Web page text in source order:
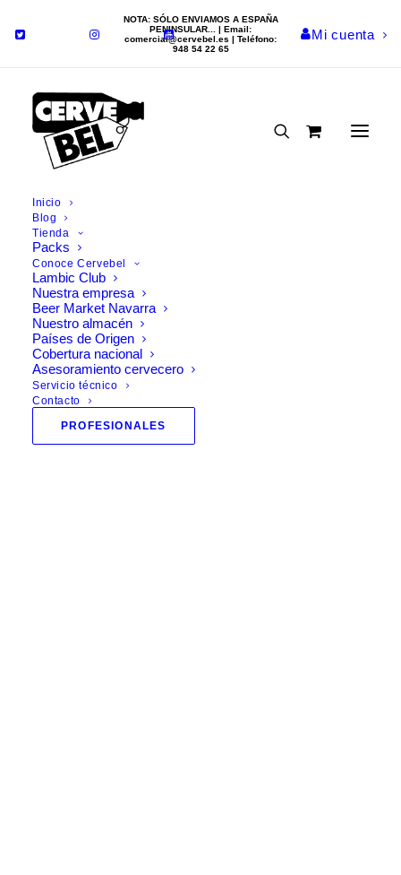
NOTA: SÓLO ENVIAMOS A ESPAÑA
PENINSULAR... | Email:
comercial@cervebel.es | Teléfono:
948 54 22 65
Mi cuenta
Inicio
Blog
Tienda
Packs
Conoce Cervebel
Lambic Club
Nuestra empresa
Beer Market Navarra
Nuestro almacén
Países de Origen
Cobertura nacional
Asesoramiento cervecero
Servicio técnico
Contacto
PROFESIONALES
TRAQUAIR